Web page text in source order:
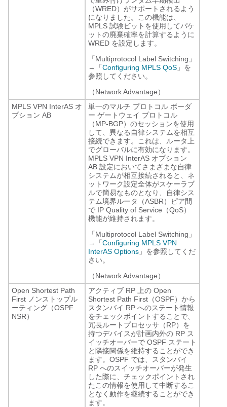
（WRED）がサポートされるよう
になりました。この機能は、
MPLS 試験ビットを使用してパケ
ットの廃棄確率を計算するように
WRED を設定します。
「Multiprotocol Label Switching」
→「Configuring MPLS QoS 」を
参照してください。
（Network Advantage）
MPLS VPN InterAS オ
プション AB
単一のマルチ プロトコル ボーダ
ー ゲートウェイ プロトコル
（MP-BGP）のセッションを使用
して、異なる自律システムを相互
接続できます。これは、ルータ上
でグローバルに有効になります。
MPLS VPN InterAS オプション
AB 設定においてさまざまな自律
システムが相互接続されると、ネ
ットワーク設定全体がスケーラブ
ルで簡易なものとなり、自律シス
テム境界ルータ（ASBR）ピア間
で IP Quality of Service（QoS）
機能が維持されます。
「Multiprotocol Label Switching」
→「Configuring MPLS VPN
InterAS Options 」を参照してくだ
さい。
（Network Advantage）
Open Shortest Path
First ノンストップル
ーティング（OSPF
NSR）
アクティブ RP 上の Open
Shortest Path First（OSPF）から
スタンバイ RP へのステート情報
をチェックポイントすることで、
冗長ルートプロセッサ（RP）を
持つデバイスが計画内外の RP ス
イッチオーバーで OSPF ステート
と隣接関係を維持することができ
ます。OSPF では、スタンバイ
RP へのスイッチオーバーが発生
した際に、チェックポイントされ
たこの情報を使用して中断するこ
となく動作を継続することができ
ます。